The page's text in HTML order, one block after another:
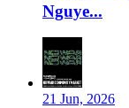
Nguye...
21 Jun, 2026